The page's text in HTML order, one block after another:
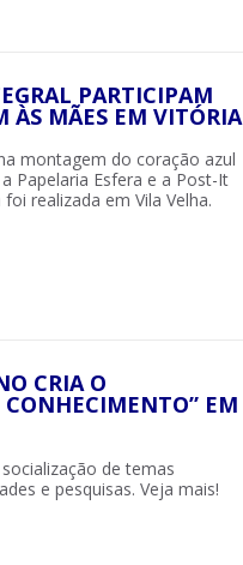
PARTICIPAM
ÀS MÃES EM VITÓRIA
montagem do coração azul
Papelaria Esfera e a Post-It
realizada em Vila Velha.
CRIA O
CONHECIMENTO” EM
de temas
e pesquisas. Veja mais!